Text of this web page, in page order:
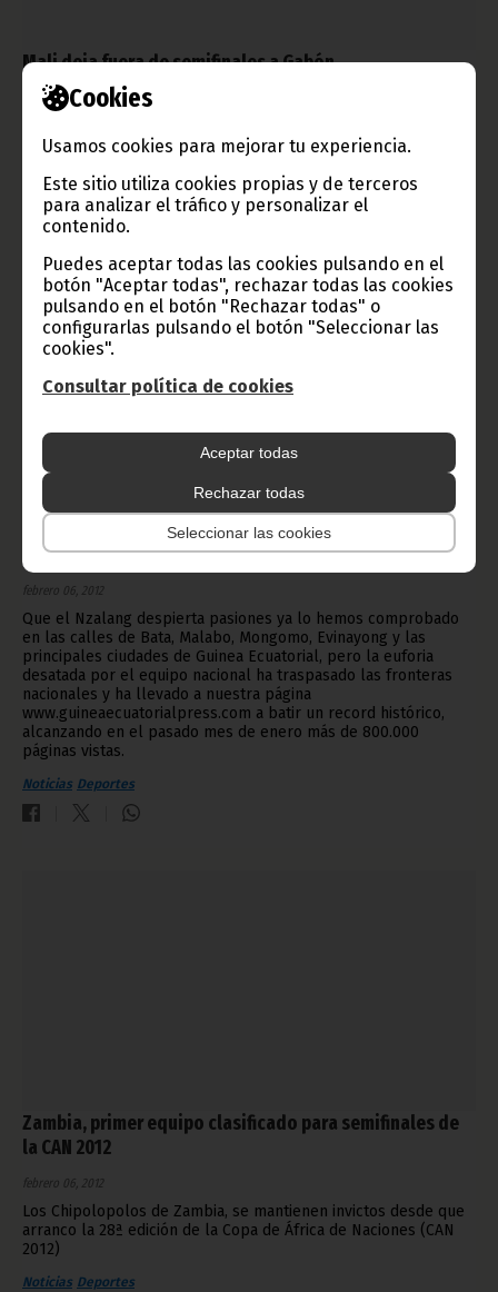
Cookies
Usamos cookies para mejorar tu experiencia.
Este sitio utiliza cookies propias y de terceros
para analizar el tráfico y personalizar el
contenido.
Puedes aceptar todas las cookies pulsando en el
botón "Aceptar todas", rechazar todas las cookies
pulsando en el botón "Rechazar todas" o
configurarlas pulsando el botón "Seleccionar las
cookies".
Consultar política de cookies
Aceptar todas
Rechazar todas
Seleccionar las cookies
Mali deja fuera de semifinales a Gabón
febrero 06, 2012
venció en los penaltis a la de Gabón por 5 goles a 4, dejando
anfitriones, ya que Guinea Ecuatorial cayó ante Costa de Marfil.
Noticias Deportes
El Nzalang y la Copa de África de Naciones arrasan
febrero 06, 2012
Que el Nzalang despierta pasiones ya lo hemos comprobado
en las calles de Bata, Malabo, Mongomo, Evinayong y las
principales ciudades de Guinea Ecuatorial, pero la euforia
desatada por el equipo nacional ha traspasado las fronteras
nacionales y ha llevado a nuestra página
www.guineaecuatorialpress.com a batir un record histórico,
alcanzando en el pasado mes de enero más de 800.000
páginas vistas.
Noticias Deportes
Zambia, primer equipo clasificado para semifinales de
la CAN 2012
febrero 06, 2012
Los Chipolopolos de Zambia, se mantienen invictos desde que
arranco la 28ª edición de la Copa de África de Naciones (CAN
2012)
Noticias Deportes